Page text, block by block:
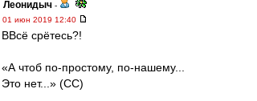
Леонидыч -
01 июн 2019 12:40
ВВсё срётесь?!
«А чтоб по-простому, по-нашему...
Это нет...» (СС)